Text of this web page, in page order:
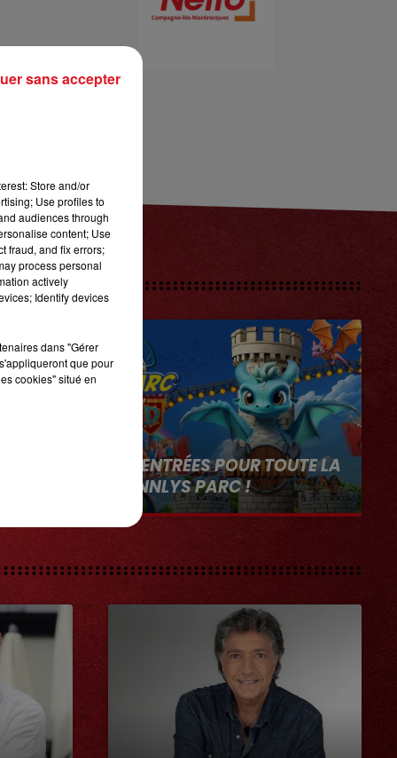
16h00 - 19h00
GAGNEZ VOS ENTRÉES POUR TOUTE LA
FAMILLE À DENNLYS PARC !
Store and/or
Use profiles to
audiences through
content; Use
fraud, and fix errors;
process personal
actively
Identify devices
dans "Gérer
que pour
cookies" situé en
sans accepter